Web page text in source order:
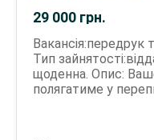
29 000 грн.
Вакансія:передрук
Тип
щоденна. Опис:
полягатиме у